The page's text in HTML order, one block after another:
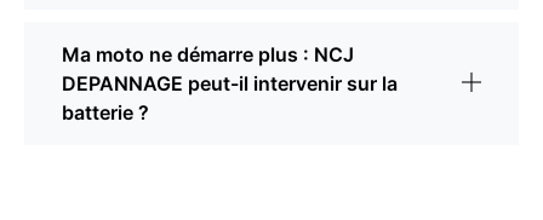
Ma moto ne démarre plus : NCJ
DEPANNAGE peut-il intervenir sur la
batterie ?